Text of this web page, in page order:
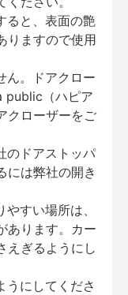
ると、表面の艶
りますので使用
ん。ドアクロー
public（ハピア
クローザーをご
のドアストッパ
には弊社の開き
すい場所は、
あります。カー
えぎるようにし
にしてくださ